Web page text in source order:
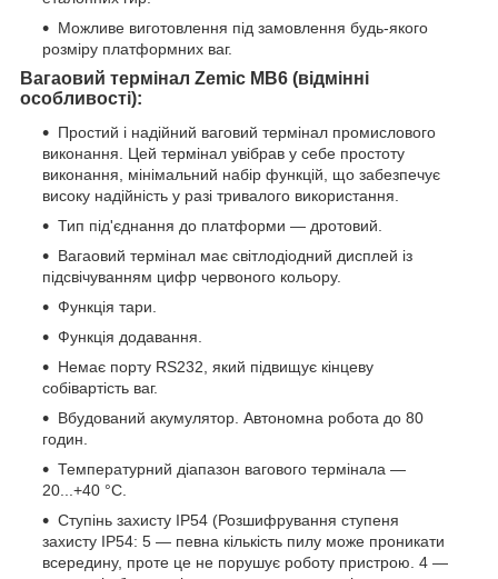
Можливе виготовлення під замовлення будь-якого
розміру платформних ваг.
Вагаовий термінал Zemic MB6 (відмінні
особливості):
Простий і надійний ваговий термінал промислового
виконання. Цей термінал увібрав у себе простоту
виконання, мінімальний набір функцій, що забезпечує
високу надійність у разі тривалого використання.
Тип під'єднання до платформи — дротовий.
Вагаовий термінал має світлодіодний дисплей із
підсвічуванням цифр червоного кольору.
Функція тари.
Функція додавання.
Немає порту RS232, який підвищує кінцеву
собівартість ваг.
Вбудований акумулятор. Автономна робота до 80
годин.
Температурний діапазон вагового термінала —
20...+40 °C.
Ступінь захисту IP54 (Розшифрування ступеня
захисту IP54: 5 — певна кількість пилу може проникати
всередину, проте це не порушує роботу пристрою. 4 —